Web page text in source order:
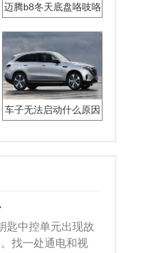
迈腾b8冬天底盘咯吱咯
车子无法启动什么原因
匙中控单元出现故
找一处通电和视